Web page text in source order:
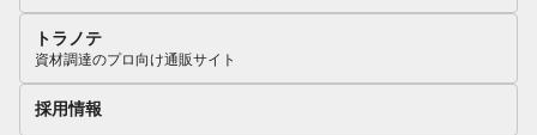
トラノテ
資材調達のプロ向け通販サイト
採用情報